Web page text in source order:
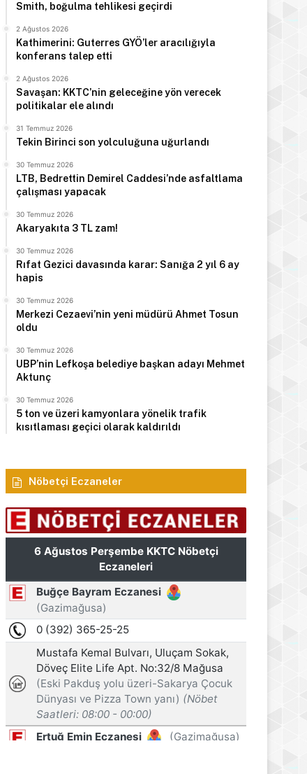
Smith, boğulma tehlikesi geçirdi
2 Ağustos 2026
Kathimerini: Guterres GYÖ’ler aracılığıyla
konferans talep etti
2 Ağustos 2026
Savaşan: KKTC’nin geleceğine yön verecek
politikalar ele alındı
31 Temmuz 2026
Tekin Birinci son yolculuğuna uğurlandı
30 Temmuz 2026
LTB, Bedrettin Demirel Caddesi’nde asfaltlama
çalışması yapacak
30 Temmuz 2026
Akaryakıta 3 TL zam!
30 Temmuz 2026
Rıfat Gezici davasında karar: Sanığa 2 yıl 6 ay
hapis
30 Temmuz 2026
Merkezi Cezaevi’nin yeni müdürü Ahmet Tosun
oldu
30 Temmuz 2026
UBP’nin Lefkoşa belediye başkan adayı Mehmet
Aktunç
30 Temmuz 2026
5 ton ve üzeri kamyonlara yönelik trafik
kısıtlaması geçici olarak kaldırıldı
Nöbetçi Eczaneler